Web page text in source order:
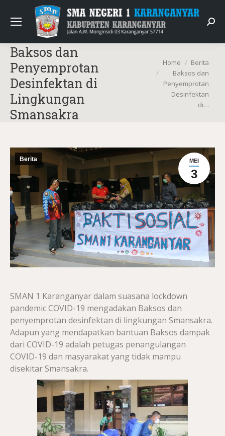
Baksos dan
Penyemprotan
Desinfektan di
Lingkungan
Smansakra
You are here:
Home
Berita
Baksos dan
Penyemprotan
Desinfektan
di…
MEI
3
Berita
SMAN 1 Karanganyar dalam suasana lockdown
pandemic COVID-19 mengadakan Baksos dan
penyemprotan desinfektan di lingkungan Smansakra.
Adapun yang mendapatkan bantuan Baksos dampak
dari COVID-19 adalah petugas penangulangan
COVID-19 dan masyarakat yang tidak mampu
disekitar Smansakra.